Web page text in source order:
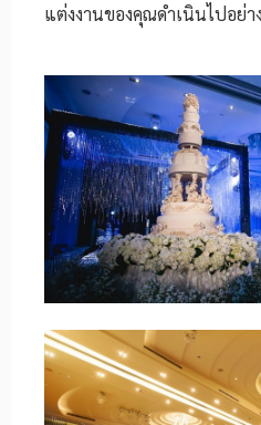
แต่งงานของคุณดำเนินไปอย่า